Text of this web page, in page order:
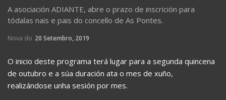
A asociación ADIANTE, abre o prazo de inscrición para
tódalas nais e pais do concello de As Pontes.
Nova do 20 Setembro, 2019
O inicio deste programa terá lugar para a segunda quincena
de outubro e a súa duración ata o mes de xuño,
realizándose unha sesión por mes.